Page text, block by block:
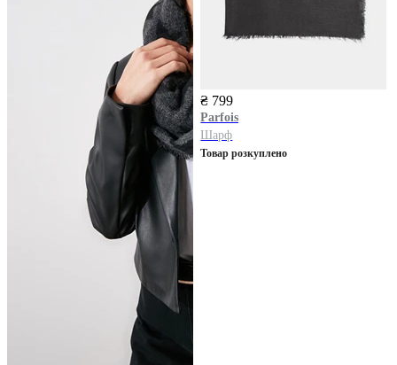
₴ 799
Parfois
Шарф
Товар розкуплено